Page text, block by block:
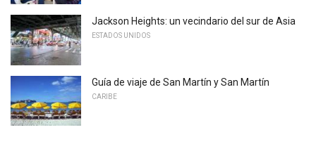
Jackson Heights: un vecindario del sur de Asia
ESTADOS UNIDOS
Guía de viaje de San Martín y San Martín
CARIBE